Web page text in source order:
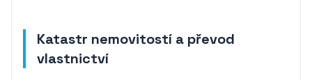
Katastr nemovitostí a převod
vlastnictví